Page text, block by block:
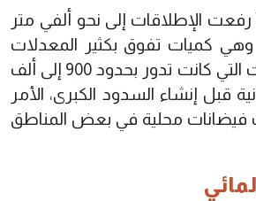
رفعت الإطلاقات إلى نحو ألفي متر
وهي كميات تفوق بكثير المعدلات
التاريخية لنهر الفرات التي كانت تدور بحدود 900 إلى ألف
قبل إنشاء السدود الكبرى، الأمر
فيضانات محلية في بعض المناطق